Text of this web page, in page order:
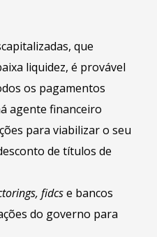
que
liquidez, é provável
os pagamentos
agente financeiro
para viabilizar o seu
de títulos de
s, fidcse bancos
do governo para